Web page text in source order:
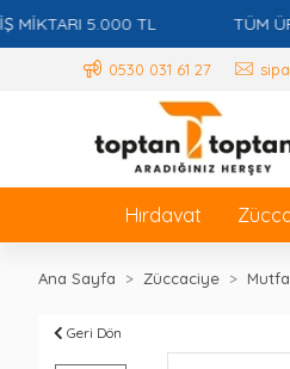
5.000 TL TÜM
0530 031 61 27
Hırdavat
Ana Sayfa Züccaciye
Geri Dön